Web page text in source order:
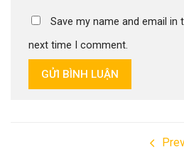
Save my name and email in
next time I comment.
GỬI BÌNH LUẬN